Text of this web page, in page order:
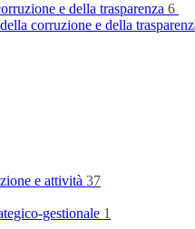
e della trasparenza 6
corruzione e della
e attività 37
gestionale 1